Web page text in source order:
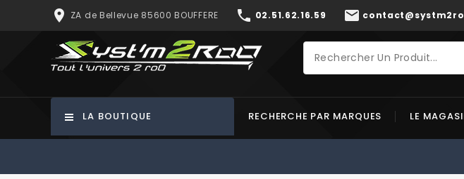
place ZA de Bellevue 85600 BOUFFERE phone 02.51.62.16.59 mail
LA BOUTIQUE RECHERCHE PAR MARQUES LE